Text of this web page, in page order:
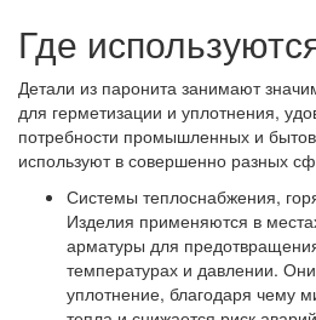
Где
Детали из паронита занимают
для герметизации и уплотнения,
потребности промышленных и
используют в совершенно разных
Системы теплоснабжения,
Изделия применяются в
арматуры для
температурах и давлении.
уплотнение, благодаря чему